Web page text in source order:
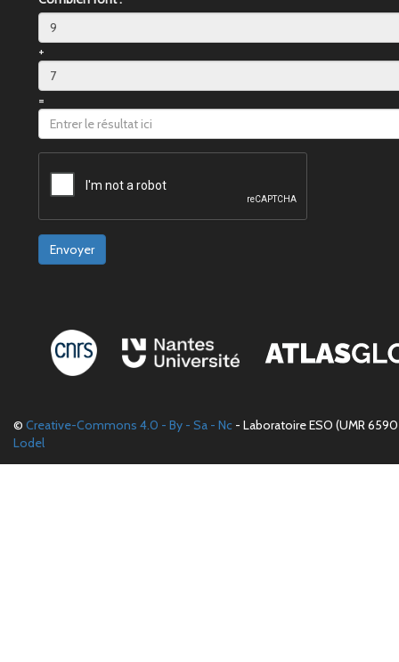
+
=
Envoyer
© Creative-Commons 4.0 - By - Sa - Nc - Laboratoire ESO (UMR
Lodel